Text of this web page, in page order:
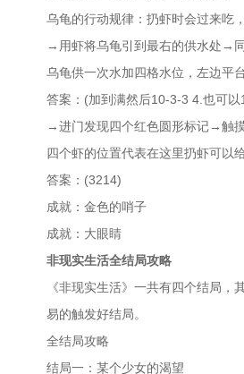
乌龟的行动规律：扔虾时会过来吃
→用虾将乌龟引到最右的供水处→
乌龟供一次水加四格水位，左边平
答案：(加到满然后10-3-3 4.也可
→进门发现四个红色圆形标记→触
四个虾的位置代表在这里扔虾可以
答案：(3214)
成就：金色的哨子
成就：大眼睛
非现实生活全结局攻略
《非现实生活》一共有四个结局
易的触发好结局。
全结局攻略
结局一：某个少女的渴望